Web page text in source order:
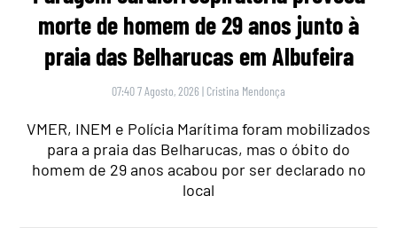
morte de homem de 29 anos junto à
praia das Belharucas em Albufeira
07:40 7 Agosto, 2026 | Cristina Mendonça
VMER, INEM e Polícia Marítima foram mobilizados
para a praia das Belharucas, mas o óbito do
homem de 29 anos acabou por ser declarado no
local